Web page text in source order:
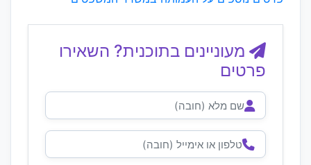
מעוניינים בתוכנית? השאירו
פרטים